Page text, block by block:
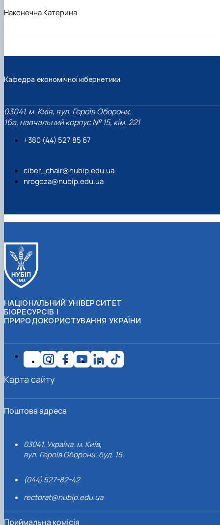
Наконечна Катерина
Кафедра економічної кібернетики
03041, м. Київ, вул. Героїв Оборони,
16а, навчальний корпус № 15, кім. 221
+380 (44) 527 85 67‬
ciber_chair@nubip.edu.ua
nrogoza@nubip.edu.ua
НАЦІОНАЛЬНИЙ УНІВЕРСИТЕТ
БІОРЕСУРСІВ І
ПРИРОДОКОРИСТУВАННЯ УКРАЇНИ
Поштова адреса
03041, Україна, м. Київ,
вул. Героїв Оборони, буд. 15.
(044) 527-82-42
rectorat@nubip.edu.ua
Приймальна комісія
Карта сайту